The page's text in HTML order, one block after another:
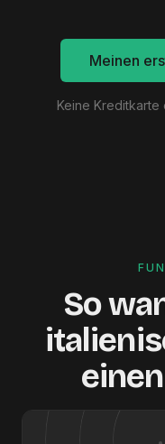
Meinen
Keine Kreditkarte
So